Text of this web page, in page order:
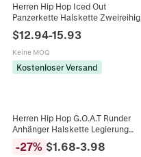
Herren Hip Hop Iced Out
Panzerkette Halskette Zweireihig
Vergoldet Streetwear Schmuck
$12.94-15.93
Keine MOQ
Kostenloser Versand
Herren Hip Hop G.O.A.T Runder
Anhänger Halskette Legierung
Strass Panzerkette Streetwear
Personalisierter Schmuck
-27% $1.68-3.98